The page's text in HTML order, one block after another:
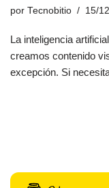
por Tecnobitio 15/
La inteligencia
creamos contenido
excepción. Si